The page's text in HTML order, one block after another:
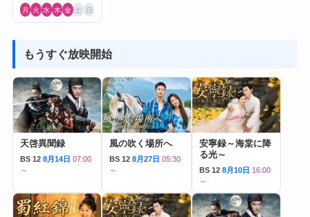
月 火 水 木 金 土 日
もうすぐ放映開始
天啓異聞録
BS 12 8月14日 07:00
～
風の吹く場所へ
BS 12 8月27日 05:30
～
安寧録～海棠に降
る光～
BS 12 8月10日 16:00
～